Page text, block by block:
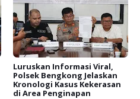
Luruskan Informasi Viral,
Polsek Bengkong Jelaskan
Kronologi Kasus Kekerasan
di Area Penginapan